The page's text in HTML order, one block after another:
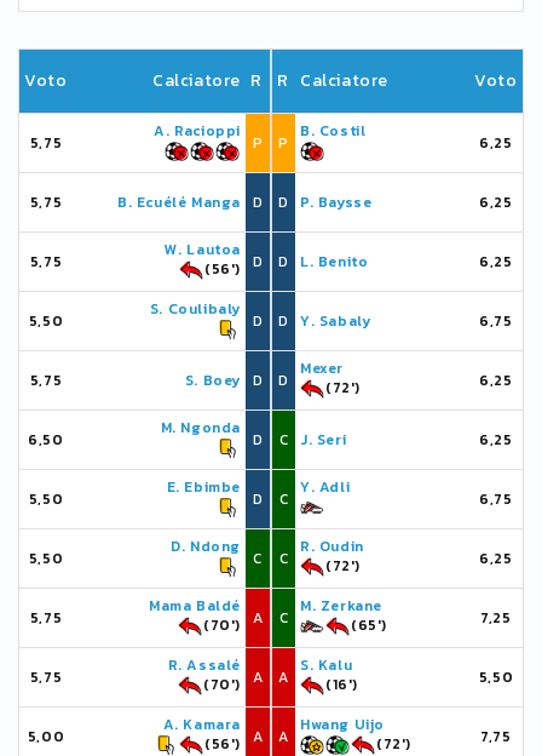
Voto Calciatore R
5,75
A. Racioppi
P
5,75 B. Ecuélé Manga D
5,75
W. Lautoa
(56')
D
5,50
S. Coulibaly
D
5,75 S. Boey D
6,50
M. Ngonda
D
5,50
E. Ebimbe
D
5,50
D. Ndong
C
5,75
Mama Baldé
(70')
A
5,75
R. Assalé
(70')
A
5,00
A. Kamara
(56')
A
R Calciatore Voto
P
B. Costil
6,25
D P. Baysse 6,25
D L. Benito 6,25
D Y. Sabaly 6,75
D
Mexer
(72')
6,25
C J. Seri 6,25
C
Y. Adli
6,75
C
R. Oudin
(72')
6,25
C
M. Zerkane
(65')
7,25
A
S. Kalu
(16')
5,50
A
Hwang Uijo
(72')
7,75